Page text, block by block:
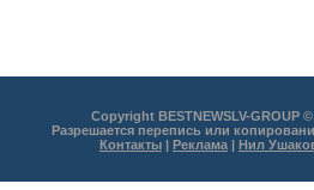
Copyright BESTNEWSLV-GROUP
Разрешается перепись или
Контакты | Реклама | Нил